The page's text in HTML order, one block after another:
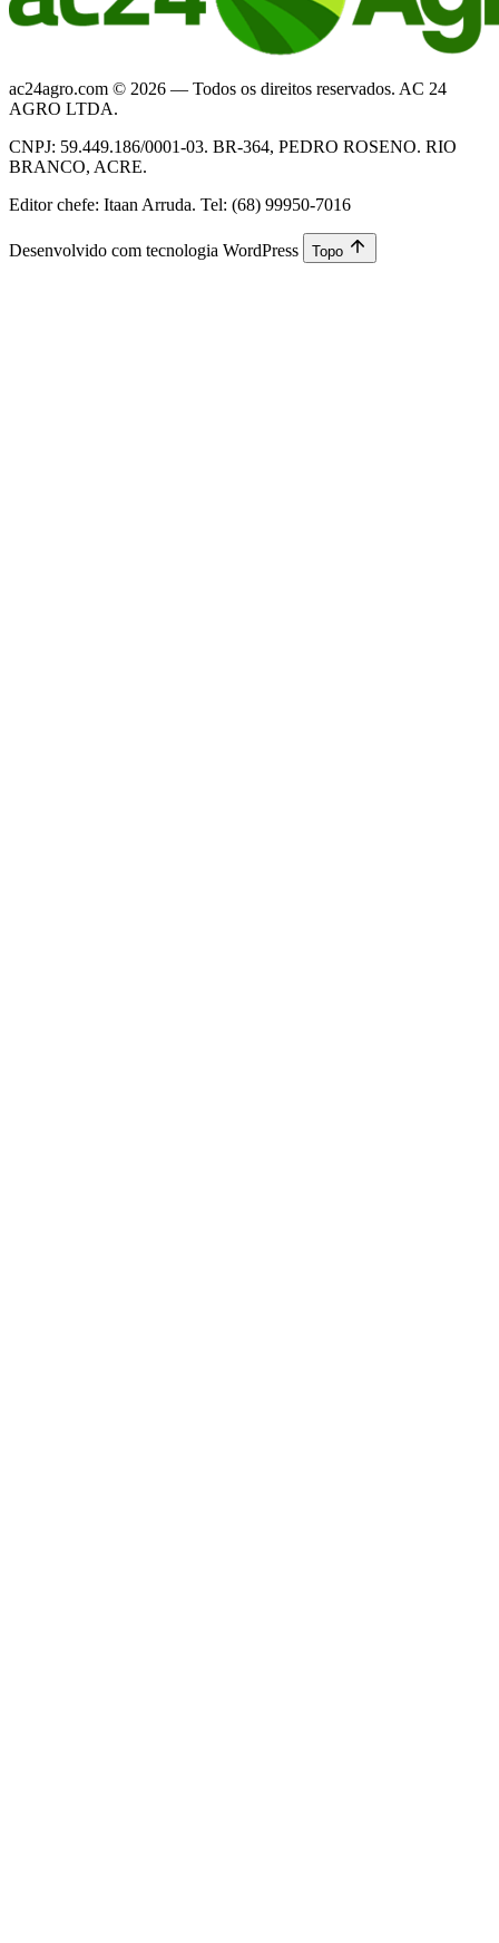
ac24agro.com © 2026 — Todos os direitos reservados. AC 24
AGRO LTDA.
CNPJ: 59.449.186/0001-03. BR-364, PEDRO ROSENO. RIO
BRANCO, ACRE.
Editor chefe: Itaan Arruda. Tel: (68) 99950-7016
Desenvolvido com tecnologia WordPress Topo